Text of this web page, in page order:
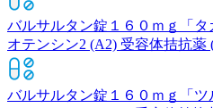
バルサルタン錠１６０ｍｇ「タ
オテンシン2 (A2) 受容体拮抗薬
バルサルタン錠１６０ｍｇ「ツ